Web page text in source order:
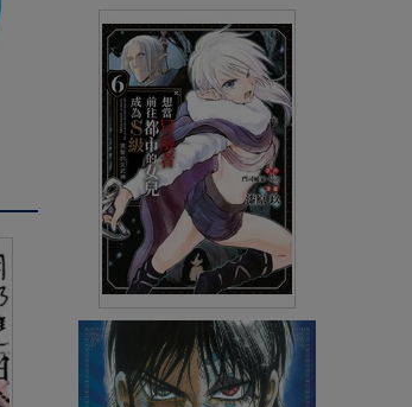
NT$380 90折 NT$342
(USD 11.35)
想當冒險者前往都市的女兒成為
S級～黑髮的女武神～(06)
NT$140 90折 NT$126 (USD4.18)